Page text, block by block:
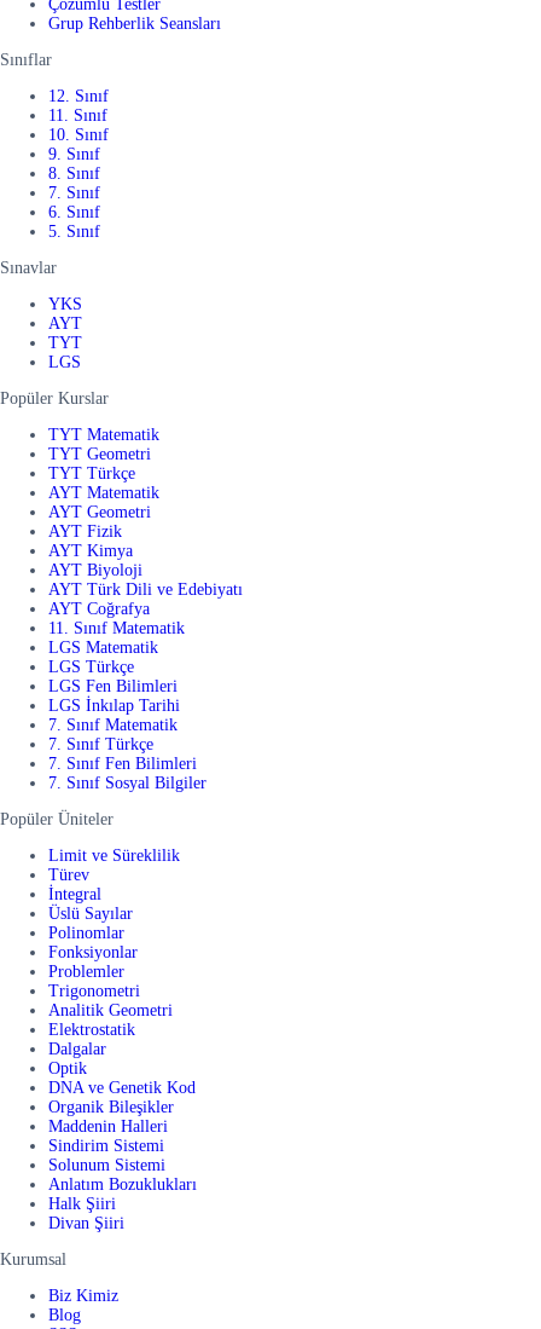
Çözümlü Testler
Grup Rehberlik Seansları
Sınıflar
12. Sınıf
11. Sınıf
10. Sınıf
9. Sınıf
8. Sınıf
7. Sınıf
6. Sınıf
5. Sınıf
Sınavlar
YKS
AYT
TYT
LGS
Popüler Kurslar
TYT Matematik
TYT Geometri
TYT Türkçe
AYT Matematik
AYT Geometri
AYT Fizik
AYT Kimya
AYT Biyoloji
AYT Türk Dili ve Edebiyatı
AYT Coğrafya
11. Sınıf Matematik
LGS Matematik
LGS Türkçe
LGS Fen Bilimleri
LGS İnkılap Tarihi
7. Sınıf Matematik
7. Sınıf Türkçe
7. Sınıf Fen Bilimleri
7. Sınıf Sosyal Bilgiler
Popüler Üniteler
Limit ve Süreklilik
Türev
İntegral
Üslü Sayılar
Polinomlar
Fonksiyonlar
Problemler
Trigonometri
Analitik Geometri
Elektrostatik
Dalgalar
Optik
DNA ve Genetik Kod
Organik Bileşikler
Maddenin Halleri
Sindirim Sistemi
Solunum Sistemi
Anlatım Bozuklukları
Halk Şiiri
Divan Şiiri
Kurumsal
Biz Kimiz
Blog